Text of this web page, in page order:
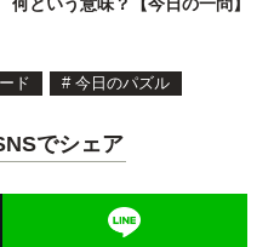
ド # 今日のパズル
でシェア